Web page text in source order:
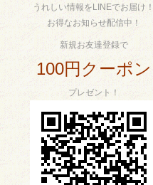
うれしい情報をLINEでお届け！
お得なお知らせ配信中！
新規お友達登録で
100円クーポン
プレゼント！